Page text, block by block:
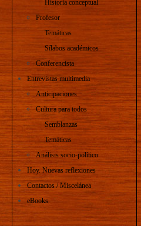
Historia conceptual
Profesor
Temáticas
Sílabos académicos
Conferencista
Entrevistas multimedia
Anticipaciones
Cultura para todos
Semblanzas
Temáticas
Análisis socio-político
Hoy. Nuevas reflexiones
Contactos / Miscelánea
eBooks